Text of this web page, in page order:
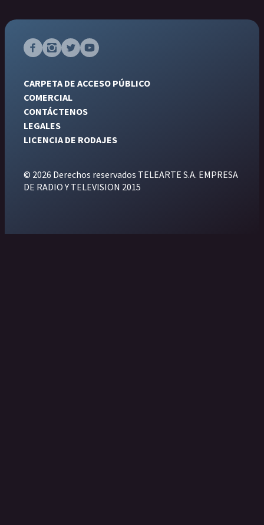
CARPETA DE ACCESO PÚBLICO
COMERCIAL
CONTÁCTENOS
LEGALES
LICENCIA DE RODAJES
© 2026 Derechos reservados TELEARTE S.A. EMPRESA
DE RADIO Y TELEVISION 2015